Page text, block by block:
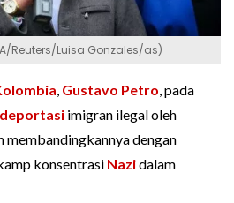
Reuters/Luisa Gonzales/as)
, Gustavo Petro, pada
deportasi imigran ilegal oleh
membandingkannya dengan
konsentrasi Nazidalam